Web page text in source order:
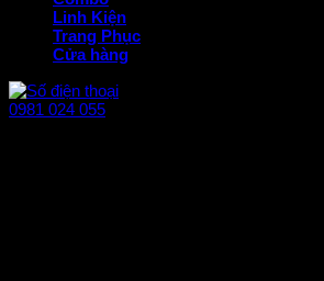
Linh Kiện
Trang Phục
Cửa hàng
0981 024 055